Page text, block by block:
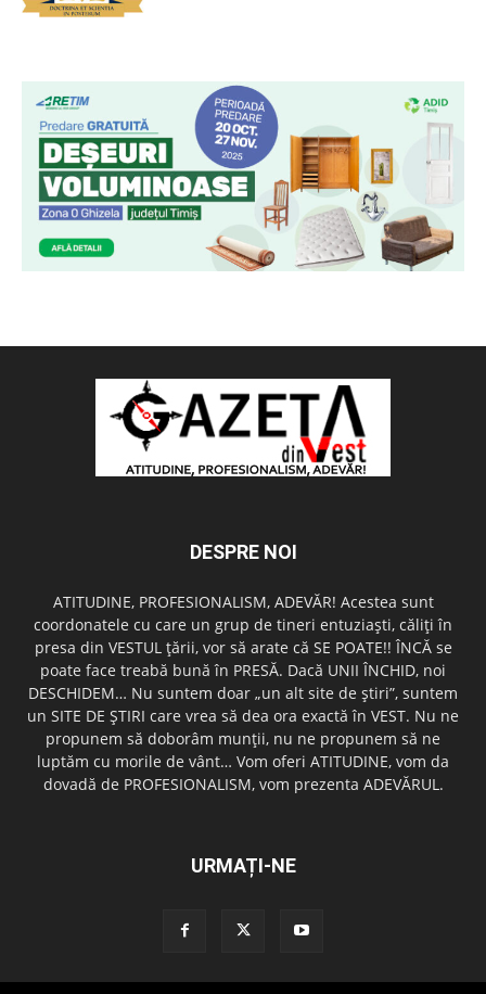
DESPRE NOI
ATITUDINE, PROFESIONALISM, ADEVĂR! Acestea sunt
coordonatele cu care un grup de tineri entuziaşti, căliţi în
presa din VESTUL ţării, vor să arate că SE POATE!! ÎNCĂ se
poate face treabă bună în PRESĂ. Dacă UNII ÎNCHID, noi
DESCHIDEM… Nu suntem doar „un alt site de ştiri”, suntem
un SITE DE ŞTIRI care vrea să dea ora exactă în VEST. Nu ne
propunem să doborâm munţii, nu ne propunem să ne
luptăm cu morile de vânt… Vom oferi ATITUDINE, vom da
dovadă de PROFESIONALISM, vom prezenta ADEVĂRUL.
URMAȚI-NE